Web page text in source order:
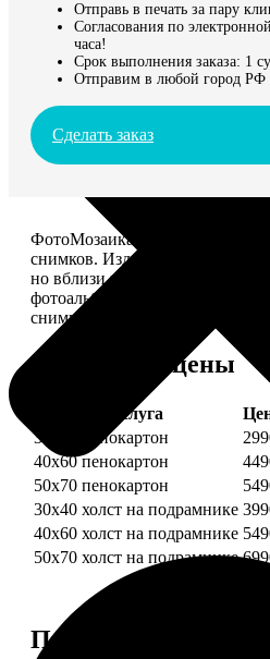
Отправь в печать за пару
Согласования по
часа!
Срок выполнения заказа: 1
Отправим в любой город РФ
Сделать заказ
ФотоМозаика – это картина из
снимков. Издалека смотрится
но вблизи видно, что это
фотоальбом в одной картине:
снимков.
Форматы и цены
Услуга
30х40 пенокартон
40х60 пенокартон
50х70 пенокартон
30х40 холст на подрамнике
40х60 холст на подрамнике
50х70 холст на подрамнике
Примеры работ